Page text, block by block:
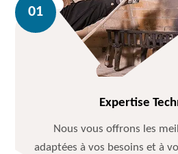
Expertise
Nous vous offrons les
adaptées à vos besoins et à